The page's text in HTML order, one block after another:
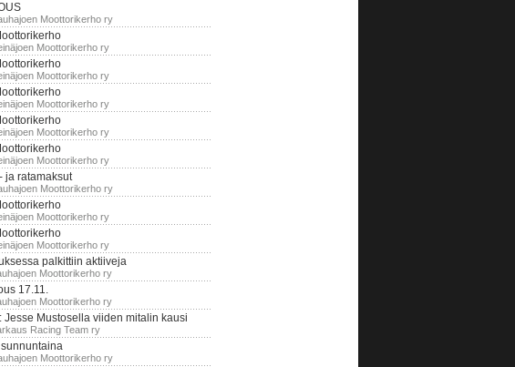
Moottorikerho ry
Moottorikerho ry
Moottorikerho ry
Moottorikerho ry
Moottorikerho ry
Moottorikerho ry
ja ratamaksut
Moottorikerho ry
Moottorikerho ry
Moottorikerho ry
palkittiin aktiiveja
Moottorikerho ry
17.11.
Moottorikerho ry
Jesse Mustosella viiden mitalin kausi
Racing Team ry
Moottorikerho ry